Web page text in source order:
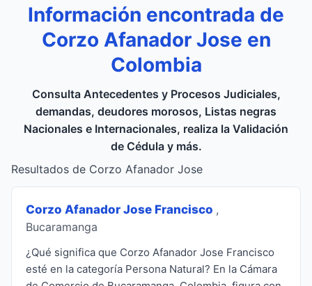
Información encontrada de
Corzo Afanador Jose en
Colombia
Consulta Antecedentes y Procesos Judiciales,
demandas, deudores morosos, Listas negras
Nacionales e Internacionales, realiza la Validación
de Cédula y más.
Resultados de Corzo Afanador Jose
Corzo Afanador Jose Francisco ,
Bucaramanga
¿Qué significa que Corzo Afanador Jose Francisco
esté en la categoría Persona Natural? En la Cámara